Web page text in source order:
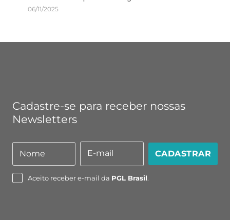
06/11/2025
Cadastre-se para receber nossas
Newsletters
Nome
Nome
mail
E-mail CADASTRAR
Aceito receber e-mail da PGL Brasil.